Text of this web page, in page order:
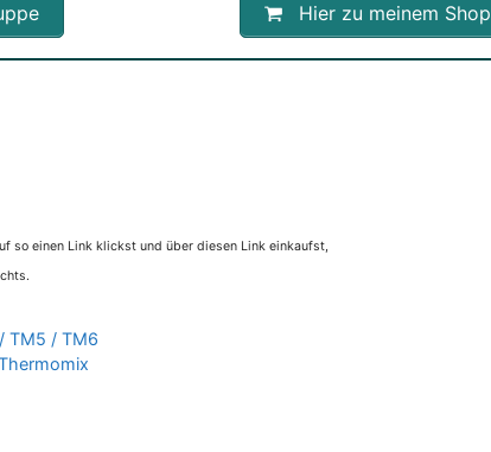
Hier zu meinem Shop
so einen Link klickst und über diesen Link einkaufst,
TM5 / TM6